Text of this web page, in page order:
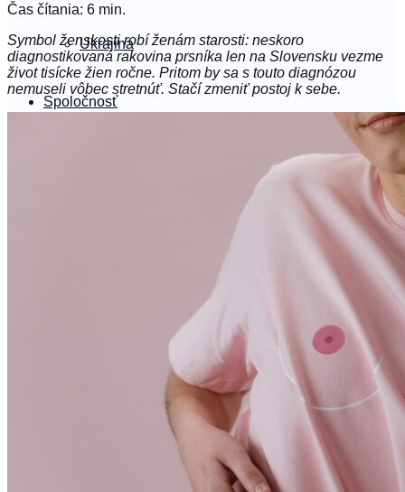
Ukrajina
Spoločnosť
Čas čítania: 6 min.
Symbol ženskosti robí ženám starosti: neskoro
diagnostikovaná rakovina prsníka len na Slovensku vezme
život tisícke žien ročne. Pritom by sa s touto diagnózou
nemuseli vôbec stretnúť. Stačí zmeniť postoj k sebe.